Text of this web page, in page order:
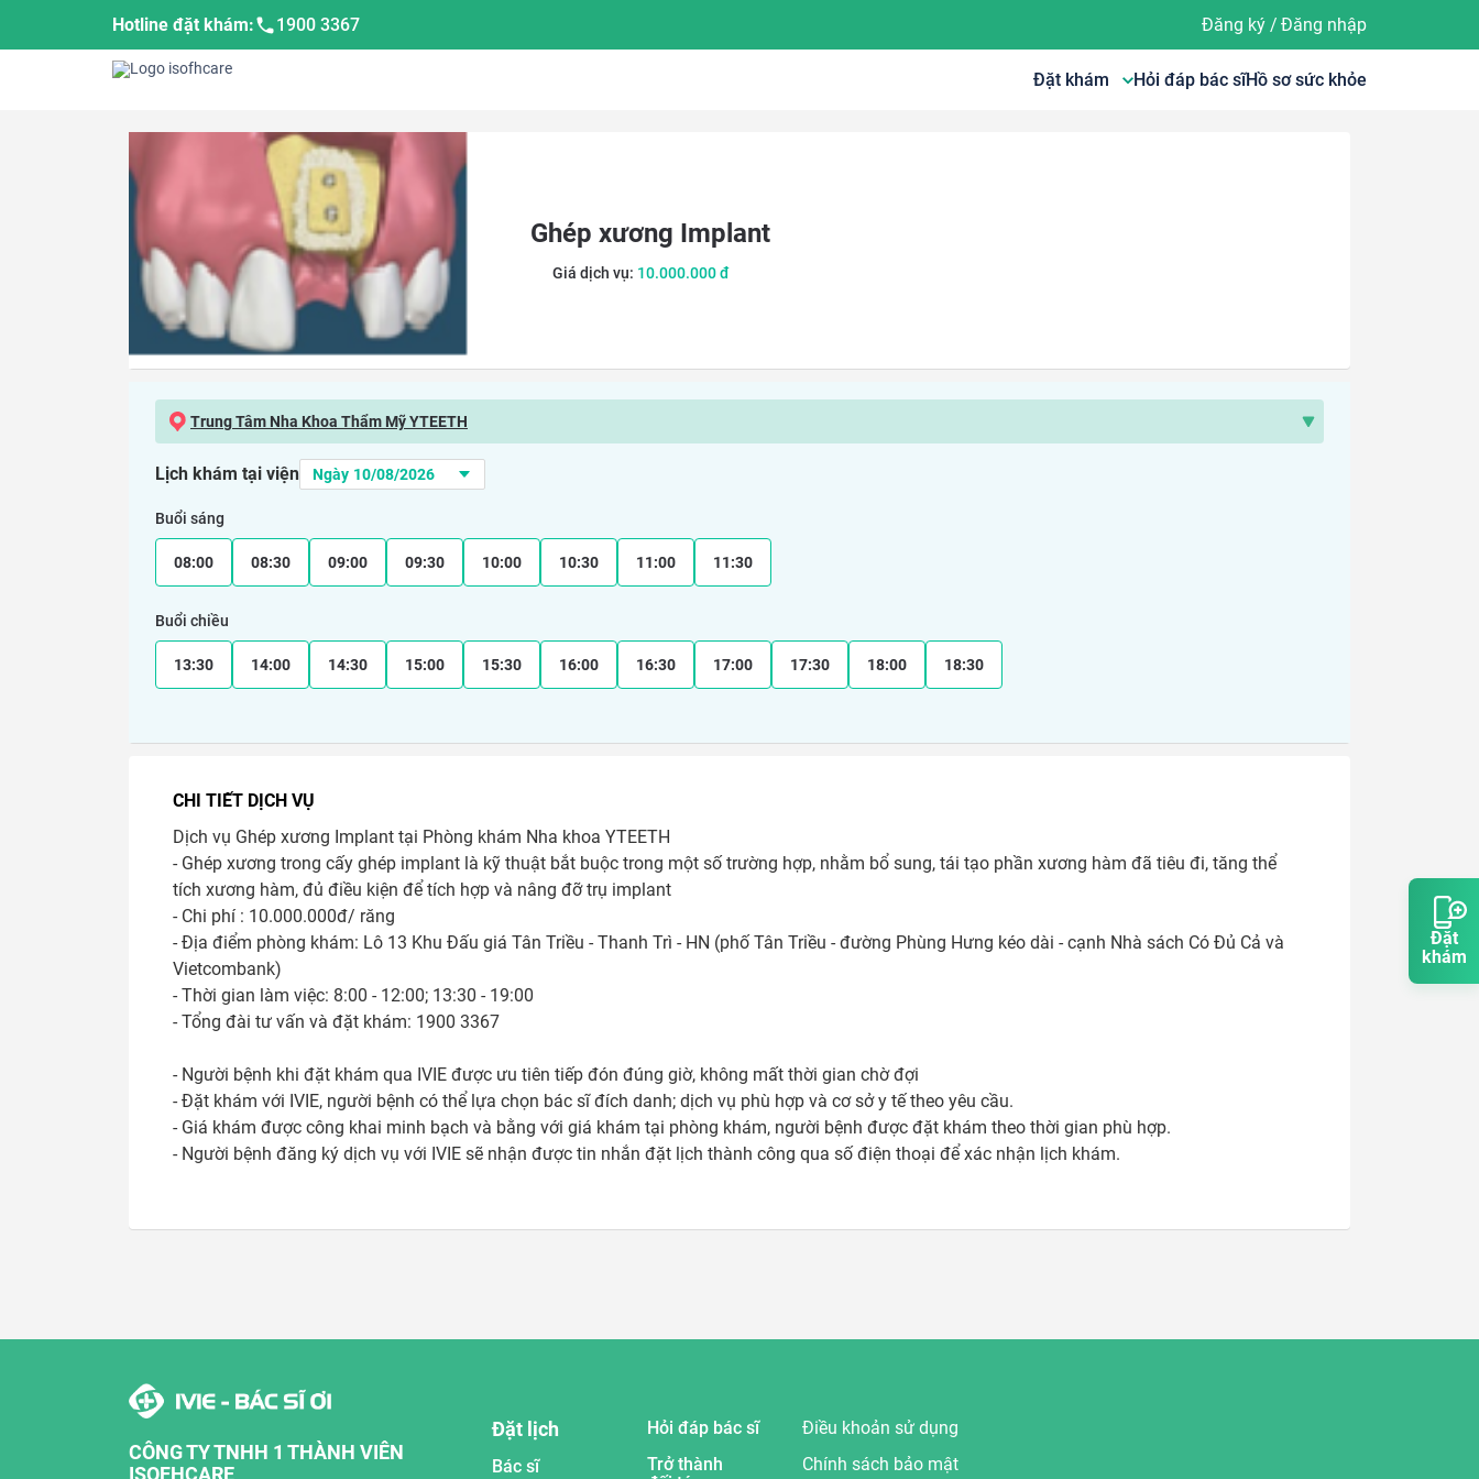
Đặt
khám
Hotline đặt khám: 1900 3367 Đăng ký/ Đăng nhập
Đặt khám Hỏi đáp bác sĩHồ sơ sức khỏe
Ghép xương Implant
Giá dịch vụ: 10.000.000đ
Trung Tâm Nha Khoa Thẩm Mỹ YTEETH
Lịch khám tại viện
Buổi sáng
08:00 08:30 09:00 09:30 10:00 10:30 11:00 11:30
Buổi chiều
13:30 14:00 14:30 15:00 15:30 16:00 16:30 17:00 17:30 18:00 18:30
CHI TIẾT DỊCH VỤ
Dịch vụ Ghép xương Implant tại Phòng khám Nha khoa YTEETH
- Ghép xương trong cấy ghép implant là kỹ thuật bắt buộc trong một số trường hợp, nhằm bổ sung, tái tạo phần xương hàm đã tiêu đi, tăng thể
tích xương hàm, đủ điều kiện để tích hợp và nâng đỡ trụ implant
- Chi phí : 10.000.000đ/ răng
- Địa điểm phòng khám: Lô 13 Khu Đấu giá Tân Triều - Thanh Trì - HN (phố Tân Triều - đường Phùng Hưng kéo dài - cạnh Nhà sách Có Đủ Cả và
Vietcombank)
- Thời gian làm việc: 8:00 - 12:00; 13:30 - 19:00
- Tổng đài tư vấn và đặt khám: 1900 3367
- Người bệnh khi đặt khám qua IVIE được ưu tiên tiếp đón đúng giờ, không mất thời gian chờ đợi
- Đặt khám với IVIE, người bệnh có thể lựa chọn bác sĩ đích danh; dịch vụ phù hợp và cơ sở y tế theo yêu cầu.
- Giá khám được công khai minh bạch và bằng với giá khám tại phòng khám, người bệnh được đặt khám theo thời gian phù hợp.
- Người bệnh đăng ký dịch vụ với IVIE sẽ nhận được tin nhắn đặt lịch thành công qua số điện thoại để xác nhận lịch khám.
CÔNG TY TNHH 1 THÀNH VIÊN
ISOFHCARE
Đặt lịch
Bác sĩ
Hỏi đáp bác sĩ
Trở thành
Điều khoản sử dụng
Chính sách bảo mật